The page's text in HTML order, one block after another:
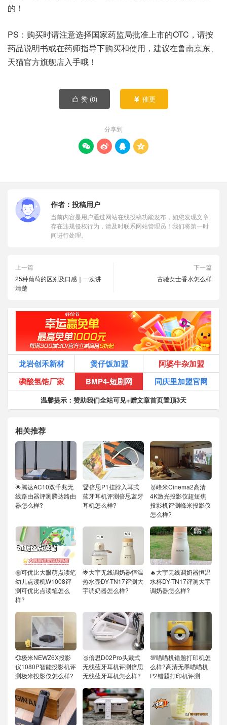
的！
PS：购买时请注意选择国家药监局批准上市的OTC，请按
药品说明书或在药师指导下购买和使用，建议在鲁南京东、
天猫官方旗舰店入手哦！
 赞 (0)  催更
分享到
   
作者： 投稿用户
当前内容是用户通过网站在线投稿功能发布，如您发现文章
存在违规侵权行为，请及时联系网站管理员！我们将第一时
间进行处理。
上一篇
25种葡萄的区别及口感｜一次讲
清楚
下一篇
古驰女士香水怎么样
龙岩创禾新材 煲仔饭加盟
阿婆牛杂加盟
磷酸氢锆厂家
BMP4-短剧网 同庆里加盟官网
温馨提示：赞助我们全站可见+赠文章首页置顶3天
相关推荐
🌟腾达AC10双千兆无
线路由器评测腾达路由
器怎么样?
🏆倍思P1挂脖入耳式
蓝牙耳机评测倍思蓝牙
耳机怎么样?
🥇峰米Cinema2高清
4K激光投影仪超短焦
投影机评测峰米投影仪
怎么样?
㊙️可优比大眼萌点读笔
幼儿点读机W1008评
测可优比点读笔怎么
样?
🌟大宇无线调奶器恒温
热水壶DY-TN17评测大
宇调奶器怎么样?
🔥大宇无线调奶器恒温
水杯DY-TN17评测大宇
调奶器怎么样?
💞极米NEWZ6X投影
仪1080P智能投影机评
测极米投影仪怎么样?
🥉倍思D02Pro头戴式
无线蓝牙耳机评测倍思
无线蓝牙耳机怎么样?
💯喵喵机错题打印机怎
么样?高清无墨喵喵机
P2错题打印机评测